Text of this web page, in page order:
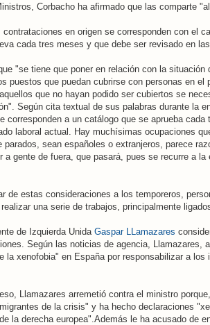
Corbacho ha afirmado que las comparte
en origen se corresponden con el
cada tres meses y que debe ser revisado en
"se tiene que poner en relación con la situación
puestos que puedan cubrirse con personas en el
que no hayan podido ser cubiertos se
Según cita textual de sus palabras durante la
corresponden a un catálogo que se aprueba cada
laboral actual. Hay muchísimas ocupaciones
sean españoles o extranjeros, parece
gente de fuera, que pasará, pues se recurre a la
de estas consideraciones a los temporeros,
una serie de trabajos, principalmente
de Izquierda Unida Gaspar LLamazares
Según las noticias de agencia, Llamazares,
la xenofobia" en España por responsabilizar a los
Llamazares arremetió contra el ministro
de la crisis" y ha hecho declaraciones
la derecha europea".Además le ha acusado de